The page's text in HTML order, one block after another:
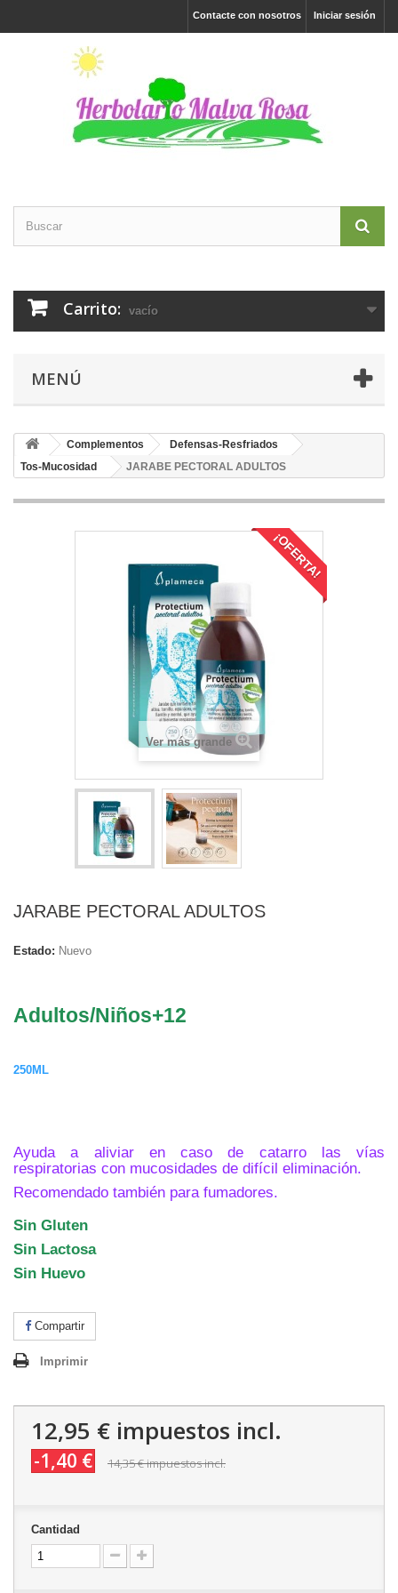
Iniciar sesión
Contacte con nosotros
Carrito: vacío
MENÚ
Complementos
Defensas-Resfriados
Tos-Mucosidad
JARABE PECTORAL ADULTOS
¡OFERTA!
Ver más grande
JARABE PECTORAL ADULTOS
Estado: Nuevo
Adultos/Niños+12
250ML
Ayuda a aliviar en caso de catarro las vías
respiratorias con mucosidades de difícil eliminación.
Recomendado también para fumadores.
Sin Gluten
Sin Lactosa
Sin Huevo
Compartir
Imprimir
12,95 € impuestos incl.
-1,40 € 14,35 €impuestos incl.
Cantidad